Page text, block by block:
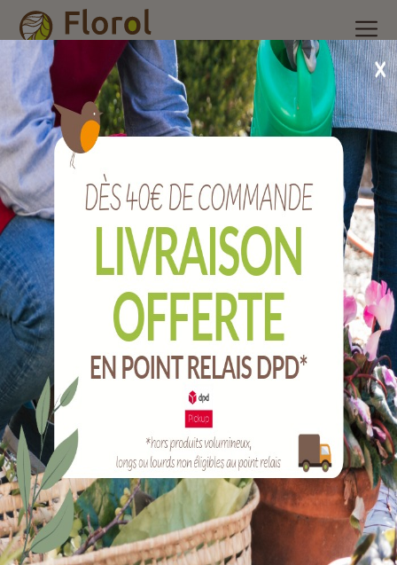
Accueil Nos produits /Arrosage/Raccords laitons, galva et
accessoires
/Adaptateur mâle laiton pour raccord
automatique filetage 20x27
Adaptateur mâle laiton pour raccord
automatique filetage 20x27
Ref : A2402722
Marque :
Quantité :
Unité
-